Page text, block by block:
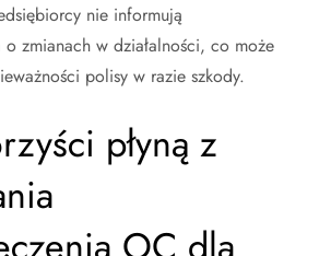
nie informują
zmianach w działalności, co może
polisy w razie szkody.
płyną z